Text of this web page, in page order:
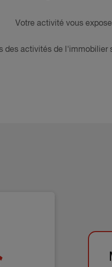
Votre activité vous
des activités de